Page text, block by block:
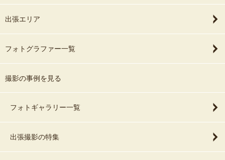
出張エリア
フォトグラファー一覧
撮影の事例を見る
フォトギャラリー一覧
出張撮影の特集